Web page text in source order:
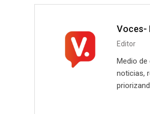
Voces-
Editor
Medio
noticias,